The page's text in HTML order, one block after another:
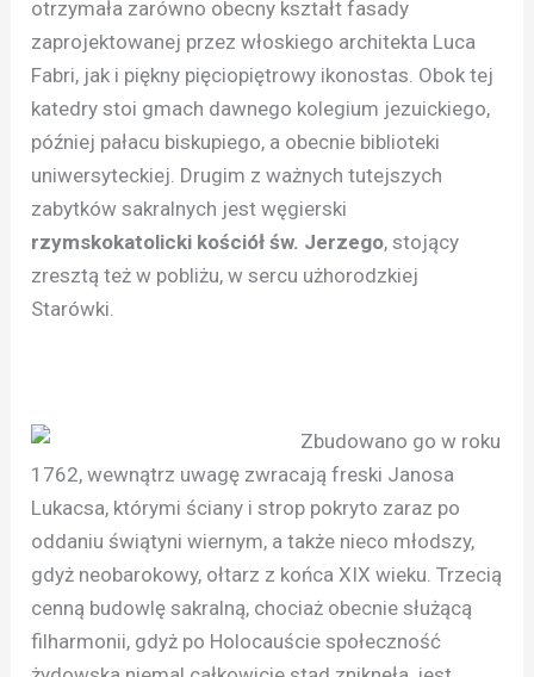
otrzymała zarówno obecny kształt fasady
zaprojektowanej przez włoskiego architekta Luca
Fabri, jak i piękny pięciopiętrowy ikonostas. Obok tej
katedry stoi gmach dawnego kolegium jezuickiego,
później pałacu biskupiego, a obecnie biblioteki
uniwersyteckiej. Drugim z ważnych tutejszych
zabytków sakralnych jest węgierski
rzymskokatolicki kościół św. Jerzego, stojący
zresztą też w pobliżu, w sercu użhorodzkiej
Starówki.
Zbudowano go w roku
1762, wewnątrz uwagę zwracają freski Janosa
Lukacsa, którymi ściany i strop pokryto zaraz po
oddaniu świątyni wiernym, a także nieco młodszy,
gdyż neobarokowy, ołtarz z końca XIX wieku. Trzecią
cenną budowlę sakralną, chociaż obecnie służącą
filharmonii, gdyż po Holocauście społeczność